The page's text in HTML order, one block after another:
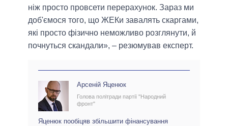
ніж просто провсети перерахунок. Зараз ми
доб'ємося того, що ЖЕКи завалять скаргами,
які просто фізично неможливо розглянути, й
почнуться скандали», – резюмував експерт.
Арсеній Яценюк
Голова політради партії "Народний
фронт"
Яценюк пообіцяв збільшити фінансування